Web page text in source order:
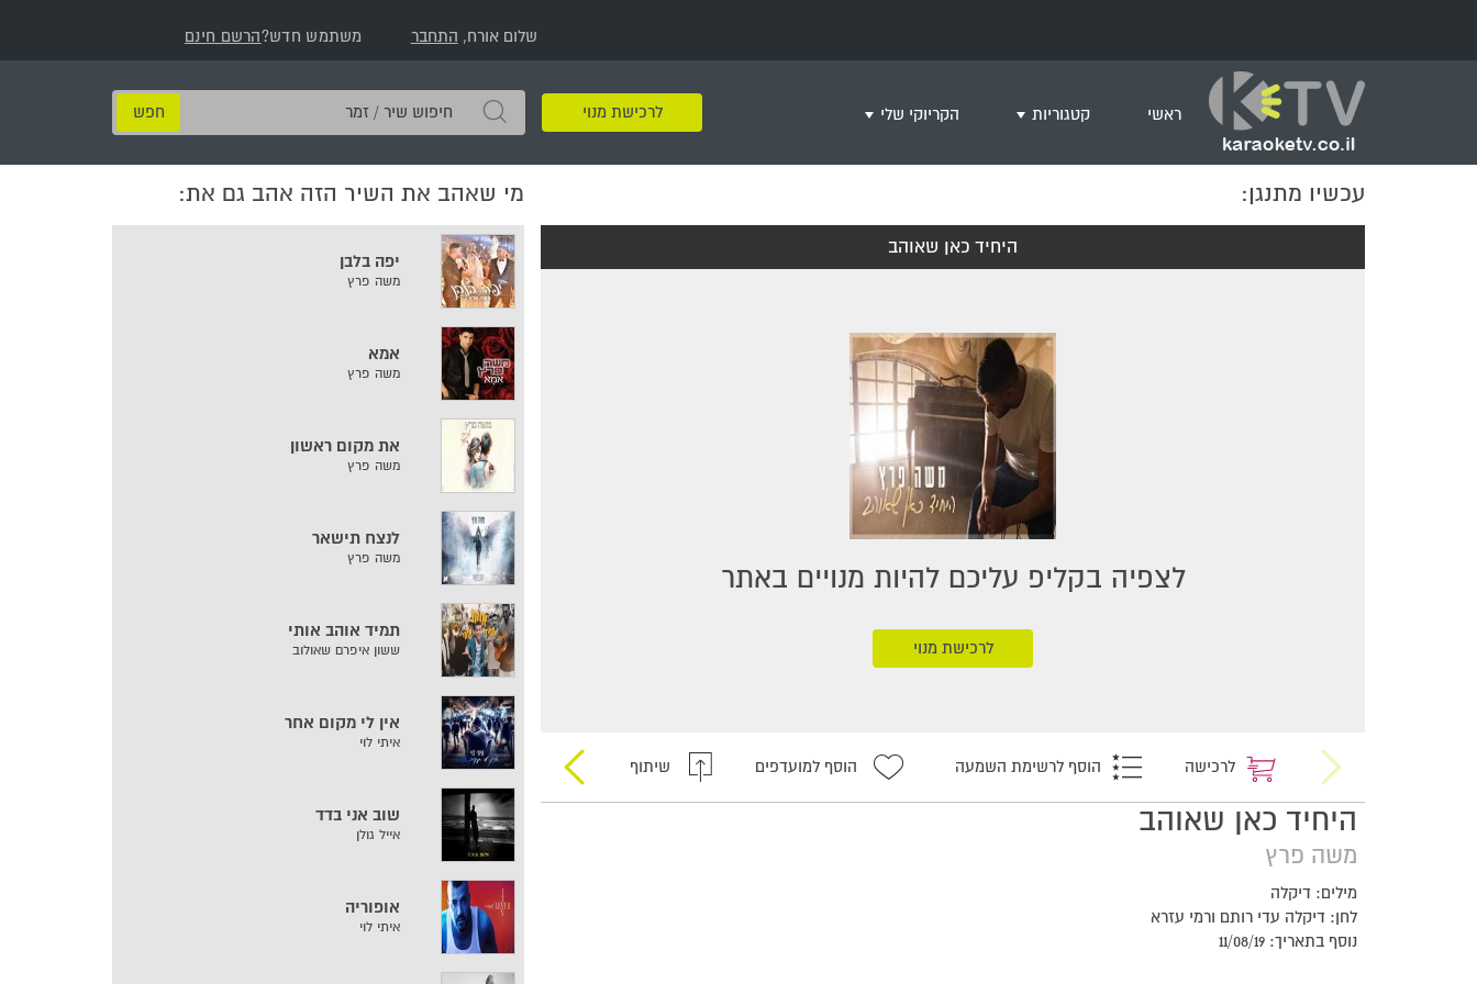
שלום אורח, התחבר משתמש חדש?הרשם חינם
ראשי קטגוריות
שירי רוק/פופ
היפ הופ
English songs
שירי ארץ ישראל
שירי אירוויזיון
מסיבת רווקות
שירי ילדים
הקריוקי שלי
+ צור רשימת השמעה חדשה
לרכישת מנוי
חיפוש
שיר
/
זמר
עכשיו מתנגן:
היחיד כאן שאוהב
לצפיה בקליפ עליכם להיות מנויים באתר
לרכישת מנוי
לרכישה הוסף לרשימת השמעה הוסף למועדפים שיתוף
היחיד כאן שאוהב
משה פרץ
מילים: דיקלה
לחן: דיקלה עדי רותם ורמי עזרא
נוסף בתאריך: 11/08/19
מי שאהב את השיר הזה אהב גם את:
יפה בלבן
משה פרץ
אמא
משה פרץ
את מקום ראשון
משה פרץ
לנצח תישאר
משה פרץ
תמיד אוהב אותי
ששון איפרם שאולוב
אין לי מקום אחר
איתי לוי
שוב אני בדד
אייל גולן
אופוריה
איתי לוי